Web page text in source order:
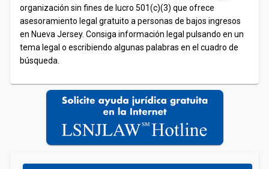
organización sin fines de lucro 501(c)(3) que ofrece
asesoramiento legal gratuito a personas de bajos ingresos
en Nueva Jersey. Consiga información legal pulsando en un
tema legal o escribiendo algunas palabras en el cuadro de
búsqueda.